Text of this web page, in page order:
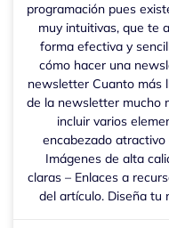
programación pues
muy intuitivas, que te
forma efectiva y
cómo hacer una
newsletter Cuanto más
de la newsletter mucho
incluir varios
encabezado
Imágenes de alta
claras – Enlaces a
del artículo. Diseña